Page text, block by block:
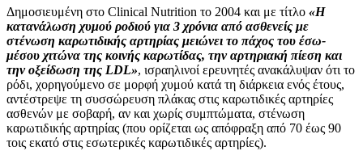
Δημοσιευμένη στο Clinical Nutrition το 2004 και με τίτλο «Η
κατανάλωση χυμού ροδιού για 3 χρόνια από ασθενείς με
στένωση καρωτιδικής αρτηρίας μειώνει το πάχος του έσω-
μέσου χιτώνα της κοινής καρωτίδας, την αρτηριακή πίεση και
την οξείδωση της LDL», ισραηλινοί ερευνητές ανακάλυψαν ότι το
ρόδι, χορηγούμενο σε μορφή χυμού κατά τη διάρκεια ενός έτους,
αντέστρεψε τη συσσώρευση πλάκας στις καρωτιδικές αρτηρίες
ασθενών με σοβαρή, αν και χωρίς συμπτώματα, στένωση
καρωτιδικής αρτηρίας (που ορίζεται ως απόφραξη από 70 έως 90
τοις εκατό στις εσωτερικές καρωτιδικές αρτηρίες).